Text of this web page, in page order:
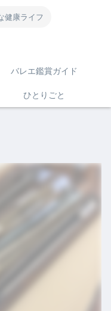
健康ライフ
バレエ鑑賞ガイド
ひとりごと